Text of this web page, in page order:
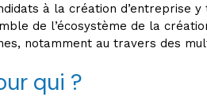
à la création
de l’écosystème de la
notamment au travers des
qui ?